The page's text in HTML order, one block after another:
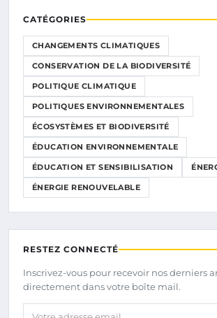
CATÉGORIES
CHANGEMENTS CLIMATIQUES
CONSERVATION DE LA BIODIVERSITÉ
POLITIQUE CLIMATIQUE
POLITIQUES ENVIRONNEMENTALES
ÉCOSYSTÈMES ET BIODIVERSITÉ
ÉDUCATION ENVIRONNEMENTALE
ÉDUCATION ET SENSIBILISATION
ÉNERGIE RENOUVELABLE
RESTEZ CONNECTÉ
Inscrivez-vous pour recevoir nos derniers
directement dans votre boîte mail.
Votre adresse email